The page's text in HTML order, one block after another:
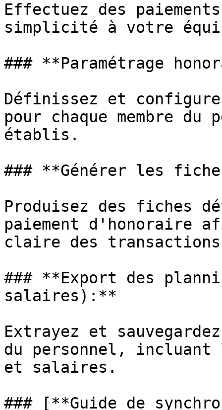
Effectuez des
simplicité à votre
### **Paramétrage
Définissez et
pour chaque membre
établis.
### **Générer les
Produisez des fiches
paiement d'honoraire
claire des
### **Export des
salaires):**
Extrayez et
du personnel,
et salaires.
### [**Guide de